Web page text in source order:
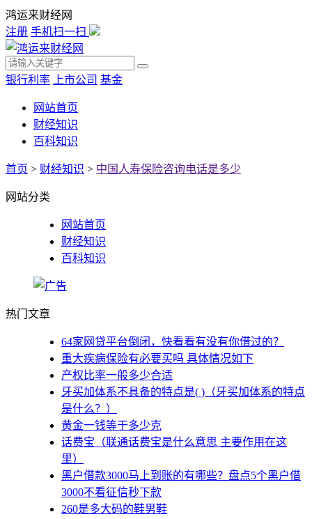
鸿运来财经网
注册 手机扫一扫
银行利率 上市公司 基金
网站首页
财经知识
百科知识
首页 > 财经知识 > 中国人寿保险咨询电话是多少
网站分类
网站首页
财经知识
百科知识
热门文章
64家网贷平台倒闭，快看看有没有你借过的？
重大疾病保险有必要买吗 具体情况如下
产权比率一般多少合适
牙买加体系不具备的特点是( )（牙买加体系的特点
是什么？）
黄金一钱等于多少克
话费宝（联通话费宝是什么意思 主要作用在这
里）
黑户借款3000马上到账的有哪些？盘点5个黑户借
3000不看征信秒下款
260是多大码的鞋男鞋